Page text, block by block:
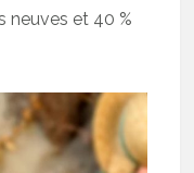
neuves et 40 %